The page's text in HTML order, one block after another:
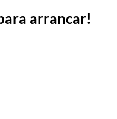
arrancar!